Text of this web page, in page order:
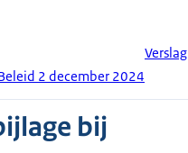
Verslag
2 december 2024
bij